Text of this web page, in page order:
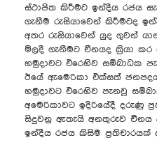
ස්ථාපිත කිරීමට ඉන්දීය රජය
ගැනීම රුසියාවෙන් කිරීමටද
අතර රුසියාවෙන් යුද ගුවන්
මිලදී ගැනීමට චීනයද ක්‍රියා
හමුදාවට එරෙහිව සම්බාධක
ඊයේ ඇමෙරිකා එක්සත්
හමුදාවට එරෙහිව පැනවූ
අමෙරිකාවට ඉදිරියේදී දරුණු
සිදුවනු ඇතැයි අනතුරුව
ඉන්දීය රජය කිසිම ප්‍රතිචාරයක්